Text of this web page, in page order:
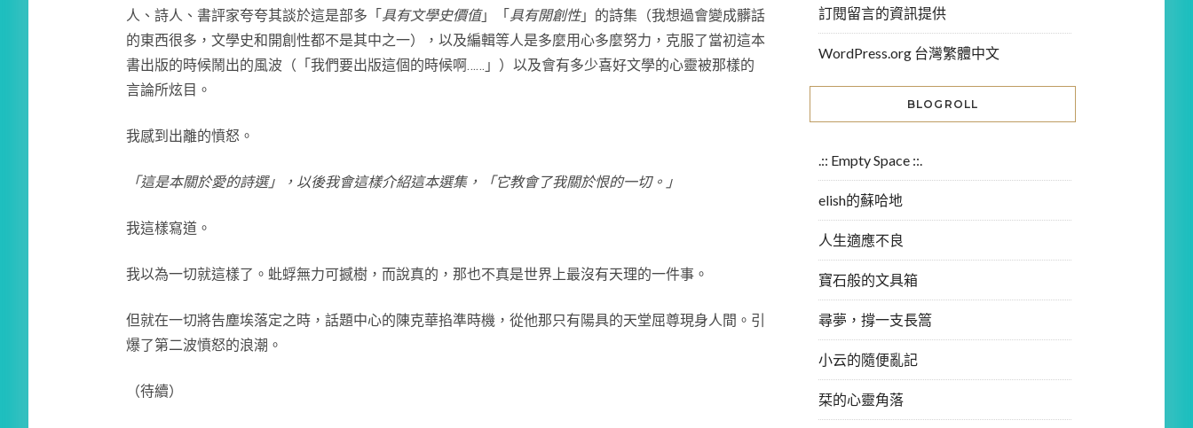
人、詩人、書評家夸夸其談於這是部多「 具有文學史價值」「 具有開創性」的詩集（我想過會變成髒話
的東西很多，文學史和開創性都不是其中之一），以及編輯等人是多麼用心多麼努力，克服了當初這本
書出版的時候鬧出的風波（「我們要出版這個的時候啊……」）以及會有多少喜好文學的心靈被那樣的
言論所炫目。
我感到出離的憤怒。
「這是本關於愛的詩選」，以後我會這樣介紹這本選集，「它教會了我關於恨的一切。」
我這樣寫道。
我以為一切就這樣了。蚍蜉無力可撼樹，而說真的，那也不真是世界上最沒有天理的一件事。
但就在一切將告塵埃落定之時，話題中心的陳克華掐準時機，從他那只有陽具的天堂屈尊現身人間。引
爆了第二波憤怒的浪潮。
（待續）
訂閱留言的資訊提供
WordPress.org 台灣繁體中文
BLOGROLL
.:: Empty Space ::.
elish的蘇哈地
人生適應不良
寶石般的文具箱
尋夢，撐一支長篙
小云的隨便亂記
栞的心靈角落